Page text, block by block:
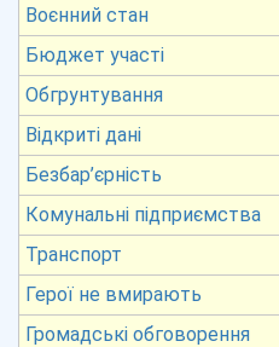
Воєнний стан
Бюджет участі
Обгрунтування
Відкриті дані
Безбар’єрність
Комунальні підприємства
Транспорт
Герої не вмирають
Громадські обговорення